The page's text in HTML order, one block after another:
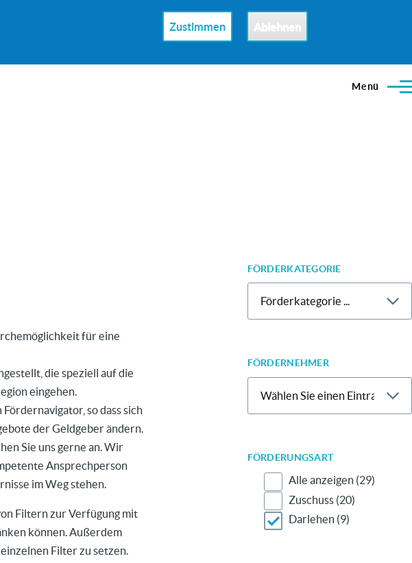
Zustimmen Ablehnen
Menü
für eine
die speziell auf die
eingehen.
Fördernavigator, so dass sich
der Geldgeber ändern.
Sie uns gerne an. Wir
Ansprechperson
im Weg stehen.
Filtern zur Verfügung mit
können. Außerdem
Filter zu setzen.
FÖRDERKATEGORIE
FÖRDERNEHMER
FÖRDERUNGSART
Alle anzeigen (29)
Zuschuss (20)
Darlehen (9)